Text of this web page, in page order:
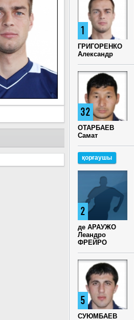
1
ГРИГОРЕНКО
Александр
32
ОТАРБАЕВ
Самат
қорғаушы
2
де АРАУЖО
Леандро
ФРЕЙРО
5
СУЮМБАЕВ